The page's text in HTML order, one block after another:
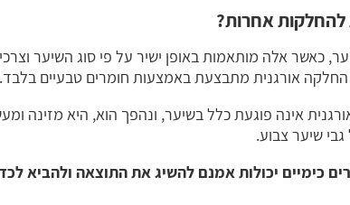
להחלקות אחרות?
כאשר אלה מותאמות באופן ישיר על פי סוג השיער
החלקה אורגנית מתבצעת באמצעות חומרים טבעיים בלבד.
אינה פוגעת כלל בשיער, ונהפך הוא, היא מזינה
שיער צבוע.
כימיים יכולות אמנם להשיג את התוצאה ולהביא